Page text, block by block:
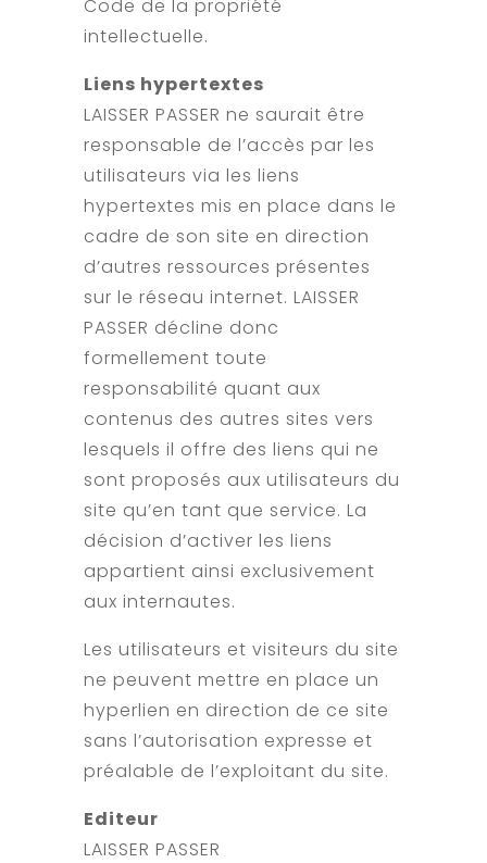
Code de la propriété
intellectuelle.
Liens hypertextes
LAISSER PASSER ne saurait être
responsable de l’accès par les
utilisateurs via les liens
hypertextes mis en place dans le
cadre de son site en direction
d’autres ressources présentes
sur le réseau internet. LAISSER
PASSER décline donc
formellement toute
responsabilité quant aux
contenus des autres sites vers
lesquels il offre des liens qui ne
sont proposés aux utilisateurs du
site qu’en tant que service. La
décision d’activer les liens
appartient ainsi exclusivement
aux internautes.
Les utilisateurs et visiteurs du site
ne peuvent mettre en place un
hyperlien en direction de ce site
sans l’autorisation expresse et
préalable de l’exploitant du site.
Editeur
LAISSER PASSER